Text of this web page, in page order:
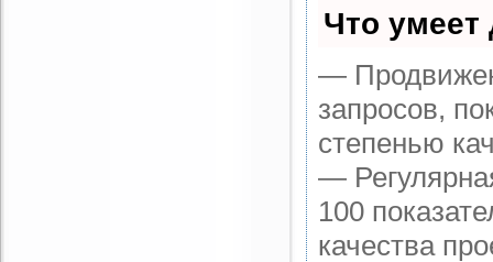
Что умеет
—
запросов,
степенью
—
100
качества